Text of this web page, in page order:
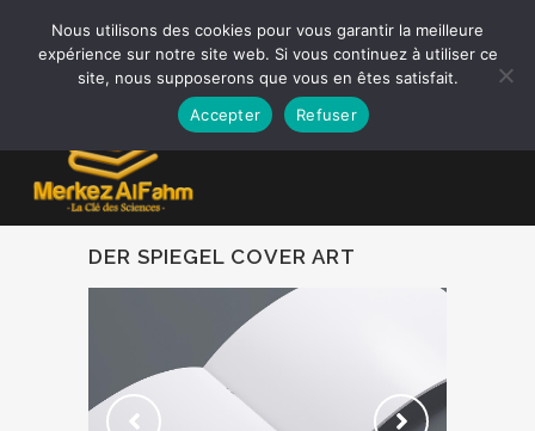
DER SPIEGEL COVER ART
Nous utilisons des cookies pour vous garantir la meilleure
expérience sur notre site web. Si vous continuez à utiliser ce
site, nous supposerons que vous en êtes satisfait.
Accepter
Refuser